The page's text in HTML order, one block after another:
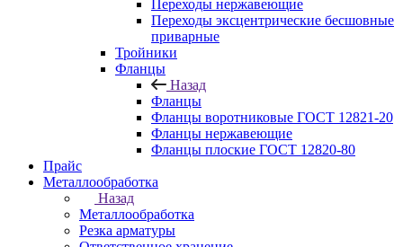
Переходы нержавеющие
Переходы эксцентрические бесшовные
приварные
Тройники
Фланцы
Назад
Фланцы
Фланцы воротниковые ГОСТ 12821-20
Фланцы нержавеющие
Фланцы плоские ГОСТ 12820-80
Прайс
Металлообработка
Назад
Металлообработка
Резка арматуры